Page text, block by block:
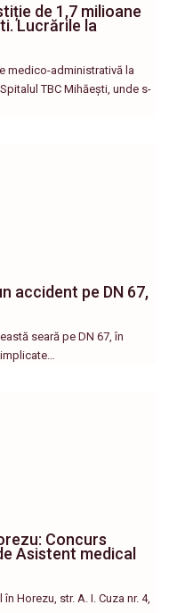
de 1,7 milioane
Lucrările la
medico-administrativă la
TBC Mihăești, unde s-
accident pe DN 67,
seară pe DN 67, în
Concurs
Asistent medical
Horezu, str. A. I. Cuza nr. 4,